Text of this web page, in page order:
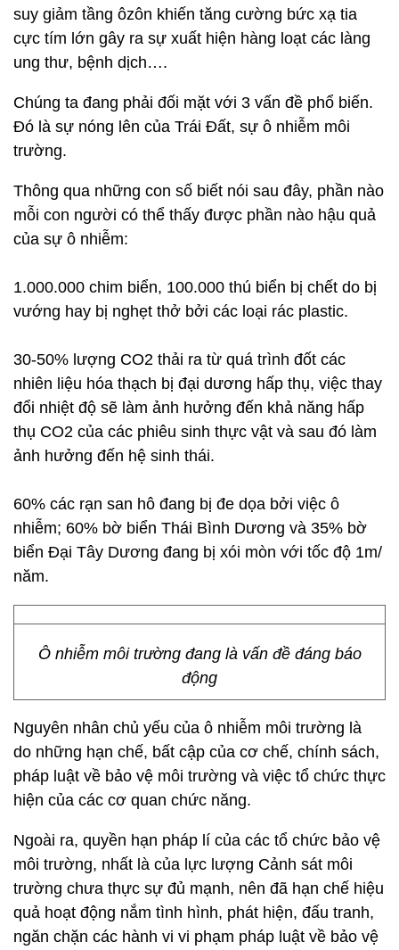
suy giảm tầng ôzôn khiến tăng cường bức xạ tia
cực tím lớn gây ra sự xuất hiện hàng loạt các làng
ung thư, bệnh dịch….
Chúng ta đang phải đối mặt với 3 vấn đề phổ biến.
Đó là sự nóng lên của Trái Đất, sự ô nhiễm môi
trường.
Thông qua những con số biết nói sau đây, phần nào
mỗi con người có thể thấy được phần nào hậu quả
của sự ô nhiễm:
1.000.000 chim biển, 100.000 thú biển bị chết do bị
vướng hay bị nghẹt thở bởi các loại rác plastic.
30-50% lượng CO2 thải ra từ quá trình đốt các
nhiên liệu hóa thạch bị đại dương hấp thụ, việc thay
đổi nhiệt độ sẽ làm ảnh hưởng đến khả năng hấp
thụ CO2 của các phiêu sinh thực vật và sau đó làm
ảnh hưởng đến hệ sinh thái.
60% các rạn san hô đang bị đe dọa bởi việc ô
nhiễm; 60% bờ biển Thái Bình Dương và 35% bờ
biển Đại Tây Dương đang bị xói mòn với tốc độ 1m/
năm.
Ô nhiễm môi trường đang là vấn đề đáng báo
động
Nguyên nhân chủ yếu của ô nhiễm môi trường là
do những hạn chế, bất cập của cơ chế, chính sách,
pháp luật về bảo vệ môi trường và việc tổ chức thực
hiện của các cơ quan chức năng.
Ngoài ra, quyền hạn pháp lí của các tổ chức bảo vệ
môi trường, nhất là của lực lượng Cảnh sát môi
trường chưa thực sự đủ mạnh, nên đã hạn chế hiệu
quả hoạt động nắm tình hình, phát hiện, đấu tranh,
ngăn chặn các hành vi vi phạm pháp luật về bảo vệ